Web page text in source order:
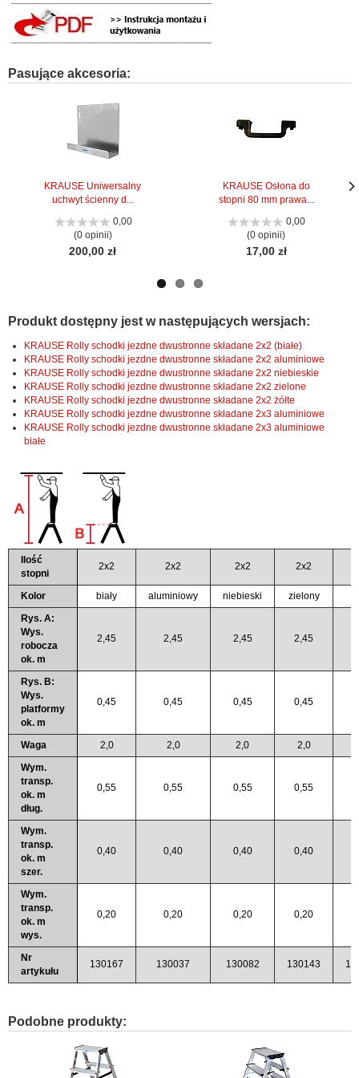
Pasujące akcesoria:
KRAUSE Uniwersalny
uchwyt ścienny d...
0,00
(0 opinii)
200,00 zł
KRAUSE Osłona do
stopni 80 mm prawa...
0,00
(0 opinii)
17,00 zł
Produkt dostępny jest w następujących wersjach:
KRAUSE Rolly schodki jezdne dwustronne składane 2x2 (białe)
KRAUSE Rolly schodki jezdne dwustronne składane 2x2 aluminiowe
KRAUSE Rolly schodki jezdne dwustronne składane 2x2 niebieskie
KRAUSE Rolly schodki jezdne dwustronne składane 2x2 zielone
KRAUSE Rolly schodki jezdne dwustronne składane 2x2 żółte
KRAUSE Rolly schodki jezdne dwustronne składane 2x3 aluminiowe
KRAUSE Rolly schodki jezdne dwustronne składane 2x3 aluminiowe
białe
Ilość
stopni
2x2 2x2 2x2 2x2
Kolor biały aluminiowy niebieski zielony
Rys. A:
Wys.
robocza
ok. m
2,45 2,45 2,45 2,45
Rys. B:
Wys.
platformy
ok. m
0,45 0,45 0,45 0,45
Waga 2,0 2,0 2,0 2,0
Wym.
transp.
ok. m
dług.
0,55 0,55 0,55 0,55
Wym.
transp.
ok. m
szer.
0,40 0,40 0,40 0,40
Wym.
transp.
ok. m
wys.
0,20 0,20 0,20 0,20
Nr
artykułu
130167 130037 130082 130143
Podobne produkty: